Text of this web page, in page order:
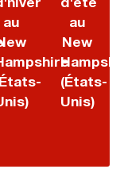
au
au
New
(États-
Unis)